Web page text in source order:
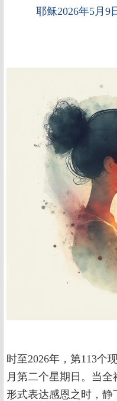
耶稣2026年5月9
时至2026年，第113个
月第二个星期日。当
形式表达感恩之时，